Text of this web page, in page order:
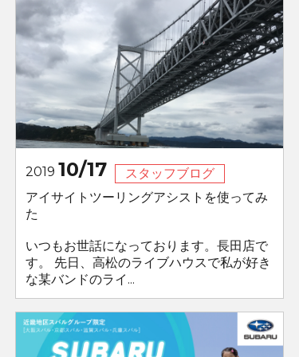
2019 10/17
スタッフブログ
アイサイトツーリングアシストを使ってみ
た
いつもお世話になっております。長田店で
す。 先日、高松のライブハウスで私が好き
な某バンドのライ...